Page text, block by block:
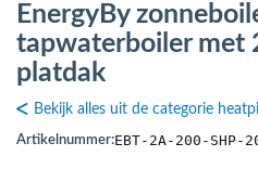
(Buizen & leidingen)
(Expansievaten)
EnergyBy
tapwaterboiler met
platdak
Bekijk alles uit de categorie
Artikelnummer:EBT-2A-200-SHP-